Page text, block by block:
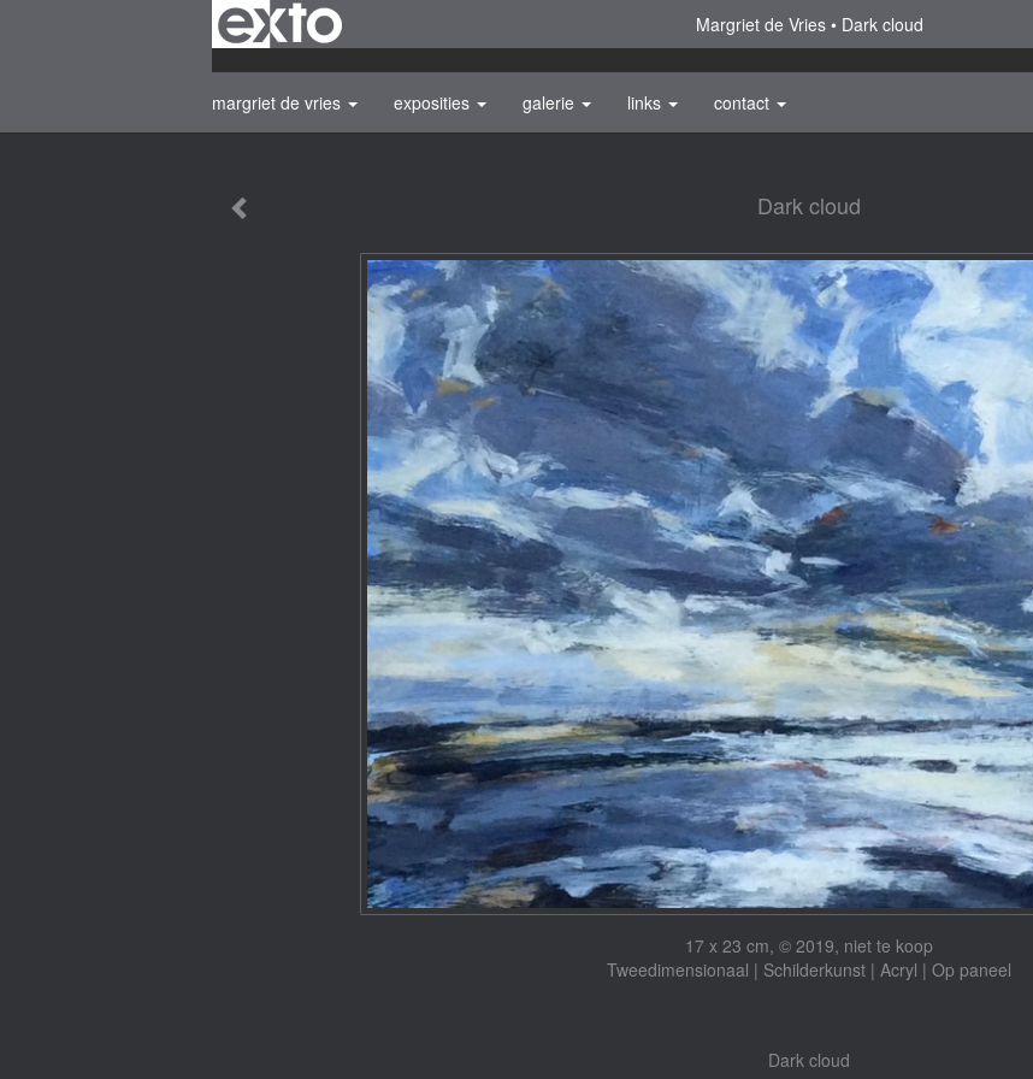
Margriet de Vries Dark cloud
margriet de vries exposities galerie links contact
Dark cloud
17 x 23 cm, © 2019, niet te koop
Tweedimensionaal | Schilderkunst | Acryl | Op paneel
Dark cloud